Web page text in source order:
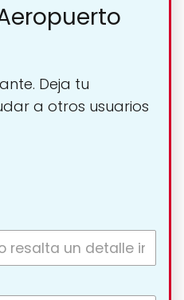
Deja tu
a otros usuarios